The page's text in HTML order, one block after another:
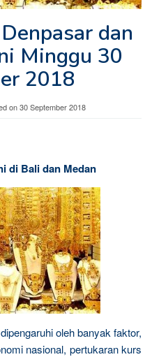
dan
Minggu 30
2018
on30 September 2018
di Bali dan Medan
oleh banyak faktor,
nasional, pertukaran kurs